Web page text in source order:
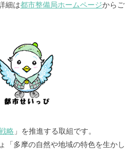
細は都市整備局ホームページからご
略 」を推進する取組です。
多摩の自然や地域の特色を生かし